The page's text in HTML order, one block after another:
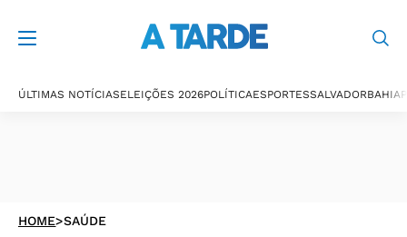
ÚLTIMAS NOTÍCIASELEIÇÕES 2026POLÍTICAESPORTESSALVADORBAHIA
HOME>SAÚDE